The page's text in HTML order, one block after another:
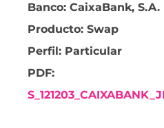
Banco: CaixaBank, S.A.
Producto: Swap
Perfil: Particular
PDF: